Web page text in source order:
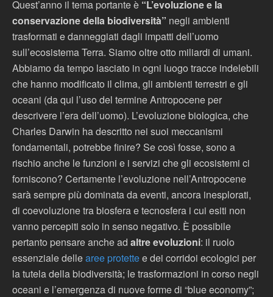
Quest’anno il tema portante è “L’evoluzione e la
conservazione della biodiversità” negli ambienti
trasformati e danneggiati dagli impatti dell’uomo
sull’ecosistema Terra. Siamo oltre otto miliardi di umani.
Abbiamo da tempo lasciato in ogni luogo tracce indelebili
che hanno modificato il clima, gli ambienti terrestri e gli
oceani (da qui l’uso del termine Antropocene per
descrivere l’era dell’uomo). L’evoluzione biologica, che
Charles Darwin ha descritto nei suoi meccanismi
fondamentali, potrebbe finire? Se così fosse, sono a
rischio anche le funzioni e i servizi che gli ecosistemi ci
forniscono? Certamente l’evoluzione nell’Antropocene
sarà sempre più dominata da eventi, ancora inesplorati,
di coevoluzione tra biosfera e tecnosfera i cui esiti non
vanno percepiti solo in senso negativo. È possibile
pertanto pensare anche ad altre evoluzioni: il ruolo
essenziale dellearee protettee dei corridoi ecologici per
la tutela della biodiversità; le trasformazioni in corso negli
oceani e l’emergenza di nuove forme di “blue economy”;